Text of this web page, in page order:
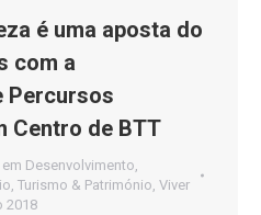
é uma aposta do
com a
Percursos
Centro de BTT
Desenvolvimento
Turismo & Património Viver
2018